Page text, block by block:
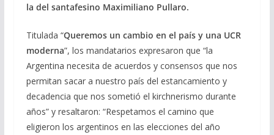
la del santafesino Maximiliano Pullaro.
Titulada “Queremos un cambio en el país y una UCR
moderna”, los mandatarios expresaron que “la
Argentina necesita de acuerdos y consensos que nos
permitan sacar a nuestro país del estancamiento y
decadencia que nos sometió el kirchnerismo durante
años” y resaltaron: “Respetamos el camino que
eligieron los argentinos en las elecciones del año